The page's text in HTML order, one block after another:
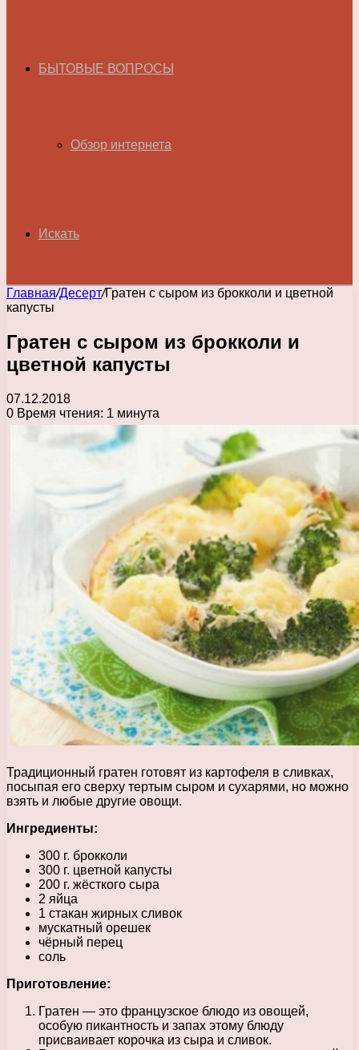
БЫТОВЫЕ ВОПРОСЫ
Обзор интернета
Искать
Главная/Десерт/Гратен с сыром из брокколи и цветной
капусты
Гратен с сыром из брокколи и
цветной капусты
07.12.2018
0 Время чтения: 1 минута
Традиционный гратен готовят из картофеля в сливках,
посыпая его сверху тертым сыром и сухарями, но можно
взять и любые другие овощи.
Ингредиенты:
300 г. брокколи
300 г. цветной капусты
200 г. жёсткого сыра
2 яйца
1 стакан жирных сливок
мускатный орешек
чёрный перец
соль
Приготовление:
Гратен — это французское блюдо из овощей,
особую пикантность и запах этому блюду
присваивает корочка из сыра и сливок.